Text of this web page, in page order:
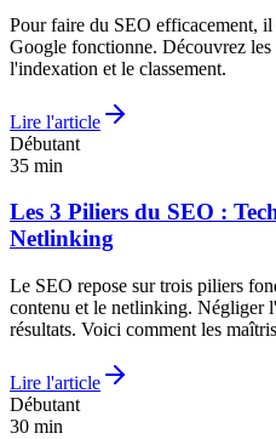
Pour faire du SEO efficacement,
Google fonctionne. Découvrez les
l'indexation et le classement.
Lire l'article
Débutant
35 min
Les 3 Piliers du SEO :
Netlinking
Le SEO repose sur trois piliers
contenu et le netlinking. Négliger
résultats. Voici comment les
Lire l'article
Débutant
30 min